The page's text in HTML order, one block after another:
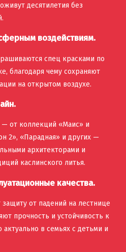
десятилетия без
воздействиям.
спец красками по
благодаря чему сохраняют
на открытом воздухе.
от коллекций «Маис» и
2», «Парадная» и других —
архитекторами и
каслинского литья.
качества.
от падений на лестнице
прочность и устойчивость к
в семьях с детьми и